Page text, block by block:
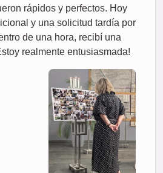
rápidos y perfectos. Hoy
y una solicitud tardía por
de una hora, recibí una
realmente entusiasmada!